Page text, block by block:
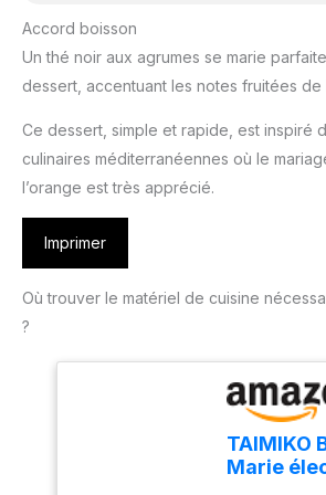
Accord boisson
Un thé noir aux agrumes se marie
dessert, accentuant les notes fruitées de
Ce dessert, simple et rapide, est inspiré
culinaires méditerranéennes où le
l’orange est très apprécié.
Imprimer
Où trouver le matériel de cuisine
?
TAIMIKO
Marie